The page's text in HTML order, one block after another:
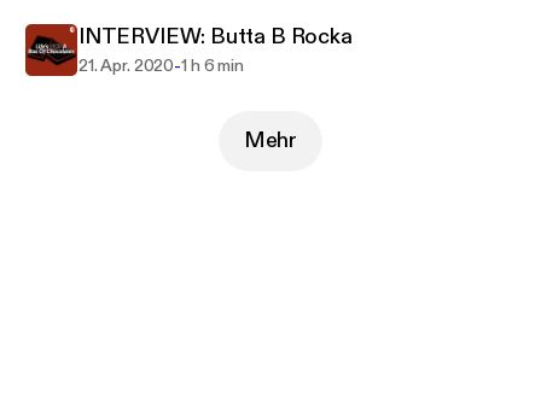
INTERVIEW: Butta B Rocka
21. Apr. 2020-1 h 6 min
Mehr